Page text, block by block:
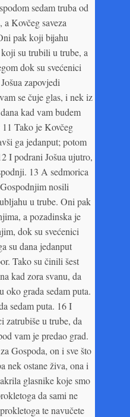
sedam truba od
Kovčeg saveza
pak koji bijahu
su trubili u trube, a
dok su svećenici
zapovjedi
se čuje glas, i nek iz
kad vam budem
Tako je Kovčeg
ga jedanput; potom
I podrani Jošua ujutro,
13 A sedmorica
nosili
u trube. Oni pak
a pozadinska je
dok su svećenici
su dana jedanput
Tako su činili šest
kad zora svanu, da
oko grada sedam puta.
sedam puta. 16 I
zatrubiše u trube, da
vam je predao grad.
Gospoda, on i sve što
nek ostane živa, ona i
glasnike koje smo
da sami ne
te navučete